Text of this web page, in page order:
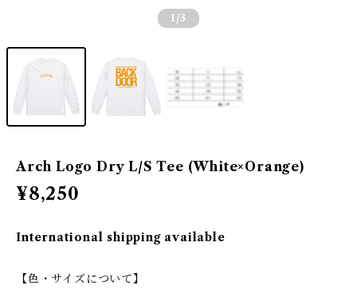
1 /3
Arch Logo Dry L/S Tee (White×Orange)
¥8,250
International shipping available
【色・サイズについて】